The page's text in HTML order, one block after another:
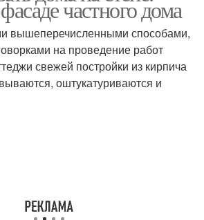
частного дома
вышеперечисленными способами,
на проведение работ
свежей постройки из кирпича
оштукатуриваются и